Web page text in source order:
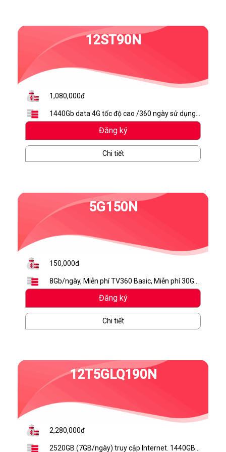
12ST90N
1,080,000đ
1440Gb data 4G tốc độ cao /360 ngày sử dụng (
Đăng ký
Chi tiết
5G150N
150,000đ
8Gb/ngày, Miễn phí TV360 Basic, Miễn phí 30GB
Đăng ký
Chi tiết
12T5GLQ190N
2,280,000đ
2520GB (7GB/ngày) truy cập Internet. 1440GB